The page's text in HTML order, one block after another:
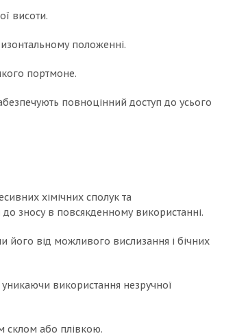
висоти.
положенні.
портмоне.
повноцінний доступ до усього
хімічних сполук та
зносу в повсякденному використанні.
його від можливого вислизання і бічних
використання незручної
склом або плівкою.